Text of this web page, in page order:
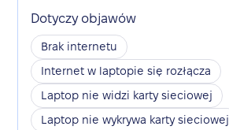
Dotyczy objawów
Brak internetu
Internet w laptopie się rozłącza
Laptop nie widzi karty sieciowej
Laptop nie wykrywa karty sieciowej